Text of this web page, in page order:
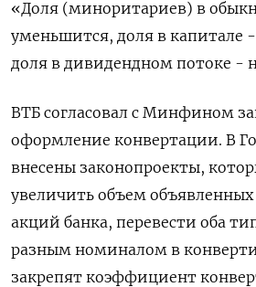
«Доля (миноритариев) в
уменьшится, доля в капитале
доля ​в дивидендном потоке -
ВТБ согласовал с Минфином
оформление конвертации. В
внесены ‌законопроекты,
увеличить объем
акций банка, перевести оба
разным номиналом в
закрепят коэффициент